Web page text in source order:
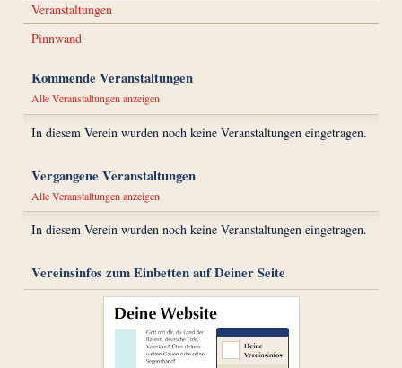
Veranstaltungen
Pinnwand
Kommende Veranstaltungen
Alle Veranstaltungen anzeigen
In diesem Verein wurden noch keine Veranstaltungen eingetragen.
Vergangene Veranstaltungen
Alle Veranstaltungen anzeigen
In diesem Verein wurden noch keine Veranstaltungen eingetragen.
Vereinsinfos zum Einbetten auf Deiner Seite